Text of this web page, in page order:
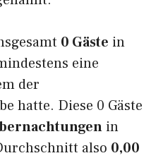
0 Gäste in
eine
der
hatte. Diese 0 Gäste
in
also 0,00